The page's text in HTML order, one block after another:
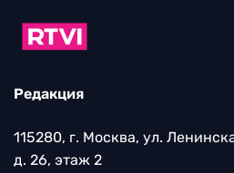
Редакция
115280, г. Москва, ул.
д. 26, этаж 2